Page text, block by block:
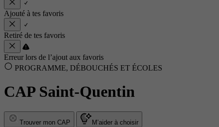
Ajouté à tes favoris
Retiré de tes favoris
Erreur lors de l’ajout aux favoris
PROGRAMME, DÉBOUCHÉS ET ÉCOLES
CAP Saint-Quentin
Trouver mon CAP M’aider à choisir